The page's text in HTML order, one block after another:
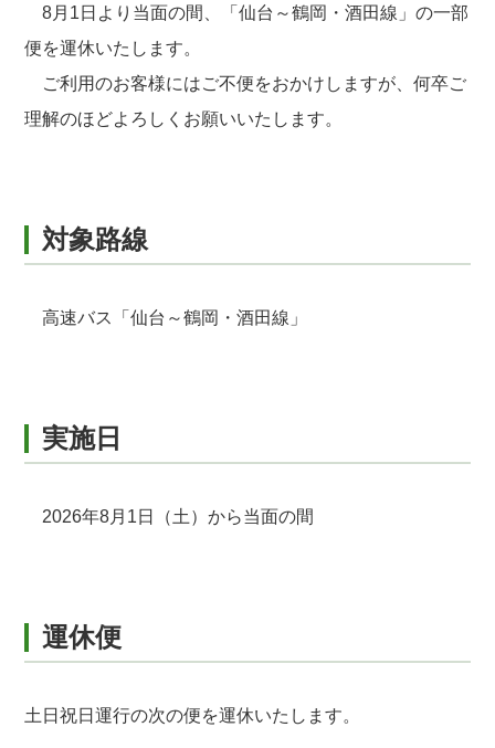
8月1日より当面の間、「仙台～鶴岡・酒田線」の一部
便を運休いたします。
ご利用のお客様にはご不便をおかけしますが、何卒ご
理解のほどよろしくお願いいたします。
対象路線
高速バス「仙台～鶴岡・酒田線」
実施日
2026年8月1日（土）から当面の間
運休便
土日祝日運行の次の便を運休いたします。